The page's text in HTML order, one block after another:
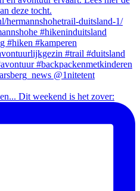
Dit weekend is het zover: